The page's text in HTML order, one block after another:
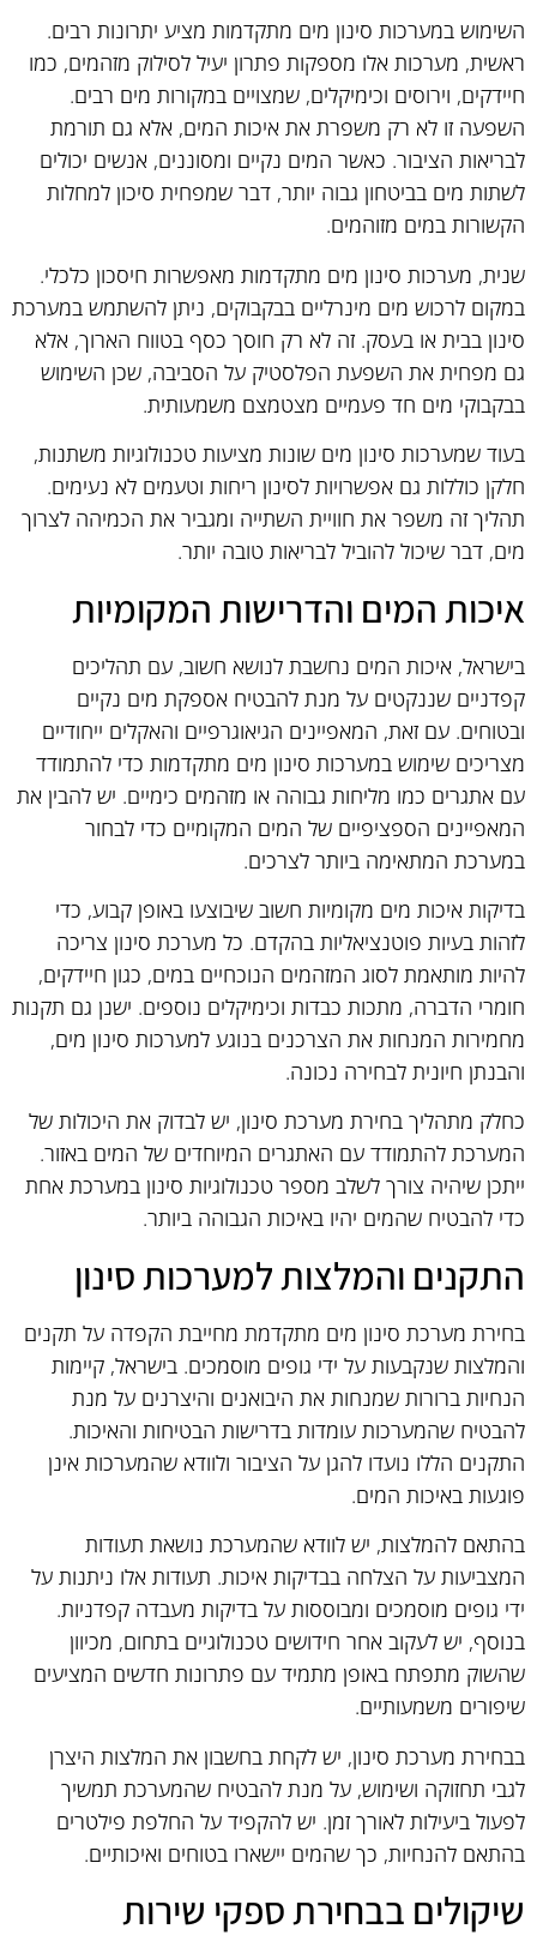
השימוש במערכות סינון מים מתקדמות מציע יתרונות רבים.
ראשית, מערכות אלו מספקות פתרון יעיל לסילוק מזהמים, כמו
חיידקים, וירוסים וכימיקלים, שמצויים במקורות מים רבים.
השפעה זו לא רק משפרת את איכות המים, אלא גם תורמת
לבריאות הציבור. כאשר המים נקיים ומסוננים, אנשים יכולים
לשתות מים בביטחון גבוה יותר, דבר שמפחית סיכון למחלות
הקשורות במים מזוהמים.
שנית, מערכות סינון מים מתקדמות מאפשרות חיסכון כלכלי.
במקום לרכוש מים מינרליים בבקבוקים, ניתן להשתמש במערכת
סינון בבית או בעסק. זה לא רק חוסך כסף בטווח הארוך, אלא
גם מפחית את השפעת הפלסטיק על הסביבה, שכן השימוש
בבקבוקי מים חד פעמיים מצטמצם משמעותית.
בעוד שמערכות סינון מים שונות מציעות טכנולוגיות משתנות,
חלקן כוללות גם אפשרויות לסינון ריחות וטעמים לא נעימים.
תהליך זה משפר את חוויית השתייה ומגביר את הכמיהה לצרוך
מים, דבר שיכול להוביל לבריאות טובה יותר.
איכות המים והדרישות המקומיות
בישראל, איכות המים נחשבת לנושא חשוב, עם תהליכים
קפדניים שננקטים על מנת להבטיח אספקת מים נקיים
ובטוחים. עם זאת, המאפיינים הגיאוגרפיים והאקלים ייחודיים
מצריכים שימוש במערכות סינון מים מתקדמות כדי להתמודד
עם אתגרים כמו מליחות גבוהה או מזהמים כימיים. יש להבין את
המאפיינים הספציפיים של המים המקומיים כדי לבחור
במערכת המתאימה ביותר לצרכים.
בדיקות איכות מים מקומיות חשוב שיבוצעו באופן קבוע, כדי
לזהות בעיות פוטנציאליות בהקדם. כל מערכת סינון צריכה
להיות מותאמת לסוג המזהמים הנוכחיים במים, כגון חיידקים,
חומרי הדברה, מתכות כבדות וכימיקלים נוספים. ישנן גם תקנות
מחמירות המנחות את הצרכנים בנוגע למערכות סינון מים,
והבנתן חיונית לבחירה נכונה.
כחלק מתהליך בחירת מערכת סינון, יש לבדוק את היכולות של
המערכת להתמודד עם האתגרים המיוחדים של המים באזור.
ייתכן שיהיה צורך לשלב מספר טכנולוגיות סינון במערכת אחת
כדי להבטיח שהמים יהיו באיכות הגבוהה ביותר.
התקנים והמלצות למערכות סינון
בחירת מערכת סינון מים מתקדמת מחייבת הקפדה על תקנים
והמלצות שנקבעות על ידי גופים מוסמכים. בישראל, קיימות
הנחיות ברורות שמנחות את היבואנים והיצרנים על מנת
להבטיח שהמערכות עומדות בדרישות הבטיחות והאיכות.
התקנים הללו נועדו להגן על הציבור ולוודא שהמערכות אינן
פוגעות באיכות המים.
בהתאם להמלצות, יש לוודא שהמערכת נושאת תעודות
המצביעות על הצלחה בבדיקות איכות. תעודות אלו ניתנות על
ידי גופים מוסמכים ומבוססות על בדיקות מעבדה קפדניות.
בנוסף, יש לעקוב אחר חידושים טכנולוגיים בתחום, מכיוון
שהשוק מתפתח באופן מתמיד עם פתרונות חדשים המציעים
שיפורים משמעותיים.
בבחירת מערכת סינון, יש לקחת בחשבון את המלצות היצרן
לגבי תחזוקה ושימוש, על מנת להבטיח שהמערכת תמשיך
לפעול ביעילות לאורך זמן. יש להקפיד על החלפת פילטרים
בהתאם להנחיות, כך שהמים יישארו בטוחים ואיכותיים.
שיקולים בבחירת ספקי שירות